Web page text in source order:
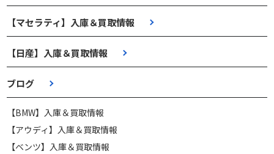
【マセラティ】入庫＆買取情報
【日産】入庫＆買取情報
ブログ
【BMW】入庫＆買取情報
【アウディ】入庫＆買取情報
【ベンツ】入庫＆買取情報